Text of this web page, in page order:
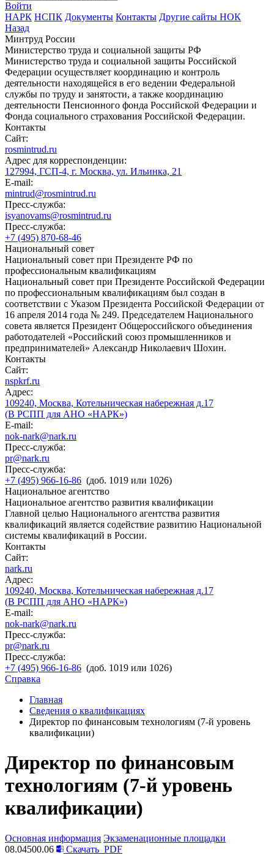
Войти
НАРК НСПК Документы Контакты Другие сайты НОК
Назад
Минтруд России
Министерство труда и социальной защиты РФ
Министерство труда и социальной защиты Российской
Федерации осуществляет координацию и контроль
деятельности находящейся в его ведении Федеральной
службы по труду и занятости, а также координацию
деятельности Пенсионного фонда Российской Федерации и
Фонда социального страхования Российской Федерации.
Контакты
Сайт:
rosmintrud.ru
Адрес для корреспонденции:
127994, ГСП-4, г. Москва, ул. Ильинка, 21
E-mail:
mintrud@rosmintrud.ru
Пресс-служба:
isyanovams@rosmintrud.ru
Пресс-служба:
+7 (495) 870-68-46
Национальный совет
Национальный совет при Президенте РФ по
профессиональным квалификациям
Национальный совет при Президенте Российской Федерации
по профессиональным квалификациям был создан в
соответствии с Указом Президента Российской Федерации от
16 апреля 2014 года № 249. Председателем Национального
совета является Президент Общероссийского объединения
работодателей «Российский союз промышленников и
предпринимателей» Александр Николаевич Шохин.
Контакты
Сайт:
nspkrf.ru
Адрес:
109240, Москва, Котельническая набережная д.17
(В РСПП для АНО «НАРК»)
E-mail:
nok-nark@nark.ru
Пресс-служба:
pr@nark.ru
Пресс-служба:
+7 (495) 966-16-86 (доб. 1019 или 1026)
Национальное агентство
Национальное агентство развития квалификации
Главной целью Национального агентства развития
квалификаций является содействие развитию Национальной
системы квалификаций в России.
Контакты
Сайт:
nark.ru
Адрес:
109240, Москва, Котельническая набережная д.17
(В РСПП для АНО «НАРК»)
E-mail:
nok-nark@nark.ru
Пресс-служба:
pr@nark.ru
Пресс-служба:
+7 (495) 966-16-86 (доб. 1019 или 1026)
Справка
Главная
Сведения о квалификациях
Директор по финансовым технологиям (7-й уровень
квалификации)
Директор по финансовым
технологиям (7-й уровень
квалификации)
Основная информация Экзаменационные площадки
08.04500.06
Скачать PDF